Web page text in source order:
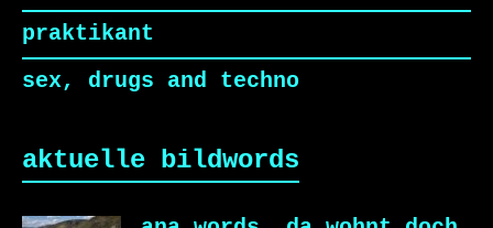
praktikant
sex, drugs and techno
aktuelle bildwords